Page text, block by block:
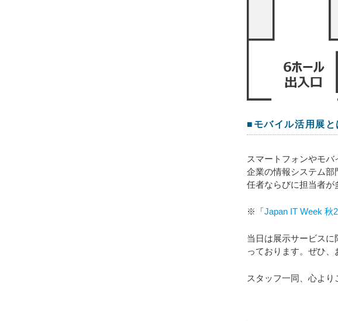
■モバイル活用展と
スマートフォンやモ
企業の情報システム
任者ならびに担当者が
※「Japan IT Week 秋
当日は展示サービス
っております。ぜひ、
スタッフ一同、心より